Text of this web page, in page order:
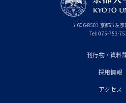
〒606-8501 京
都
府
京都市左京
Tel: 075-753-
刊行物・資料
採用情報
アクセス